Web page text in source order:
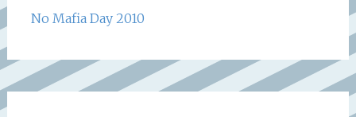
No Mafia Day 2010